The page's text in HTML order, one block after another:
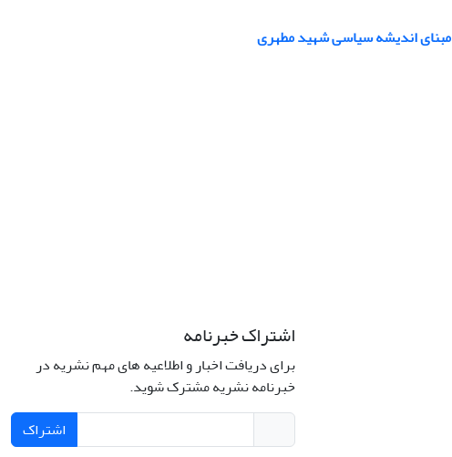
مبنای اندیشه سیاسی شهید مطهری
اشتراک خبرنامه
برای دریافت اخبار و اطلاعیه های مهم نشریه در
خبرنامه نشریه مشترک شوید.
اشتراک